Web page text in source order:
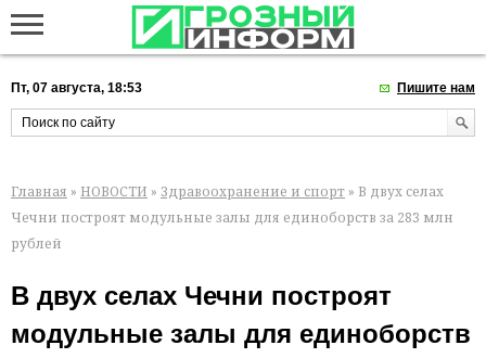
Пт, 07 августа, 18:53 Пишите нам
Главная » НОВОСТИ » Здравоохранение и спорт » В двух селах
Чечни построят модульные залы для единоборств за 283 млн
рублей
В двух селах Чечни построят
модульные залы для единоборств